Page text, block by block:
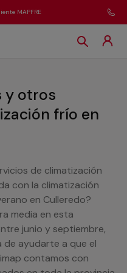
MAPFRE
y otros
frío en
de climatización
con la climatización
en Culleredo?
media en esta
junio y septiembre,
de ayudarte a que el
contamos con